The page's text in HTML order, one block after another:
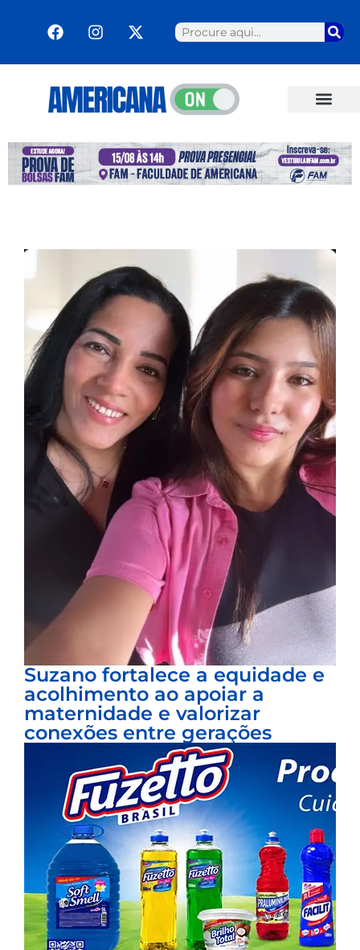
Suzano fortalece a equidade e
acolhimento ao apoiar a
maternidade e valorizar
conexões entre gerações